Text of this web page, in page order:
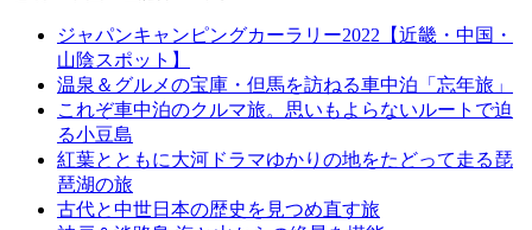
ジャパンキャンピングカーラリー2022【近畿・中国・
山陰スポット】
温泉＆グルメの宝庫・但馬を訪ねる車中泊「忘年旅」
これぞ車中泊のクルマ旅。思いもよらないルートで迫
る小豆島
紅葉とともに大河ドラマゆかりの地をたどって走る琵
琶湖の旅
古代と中世日本の歴史を見つめ直す旅